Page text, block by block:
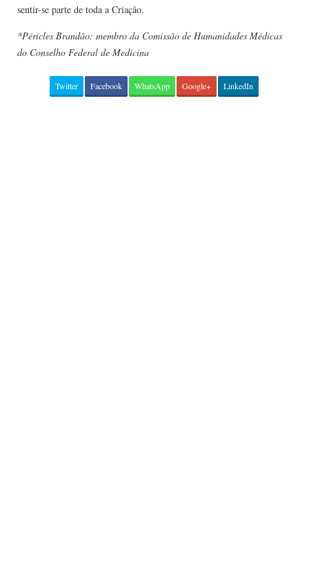
sentir-se parte de toda a Criação.
*Péricles Brandão: membro da Comissão de Humanidades Médicas
do Conselho Federal de Medicina
Twitter Facebook WhatsApp Google+ LinkedIn